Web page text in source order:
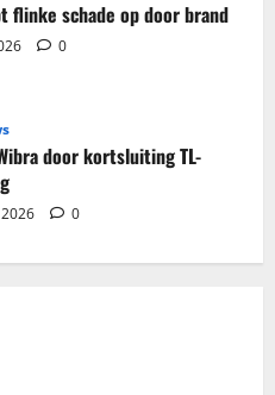
flinke schade op door brand
0
door kortsluiting TL-
0